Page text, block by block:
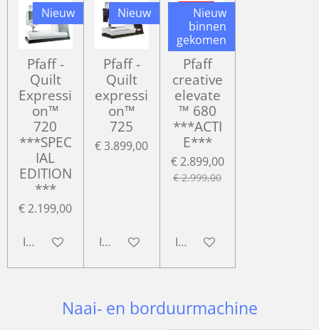
Nieuw
Pfaff -
Quilt
Expressi
on™
720
***SPEC
IAL
EDITION
***
€ 2.199,00
In winkelwagen
Nieuw
Pfaff -
Quilt
expressi
on™
725
€ 3.899,00
In winkelwagen
Nieuw
binnen
gekomen
Pfaff
creative
elevate
™ 680
***ACTI
E***
€ 2.899,00
€ 2.999,00
In winkelwagen
Naai- en borduurmachine